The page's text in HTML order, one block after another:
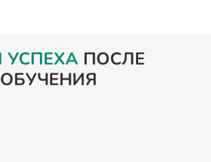
УСПЕХА ПОСЛЕ